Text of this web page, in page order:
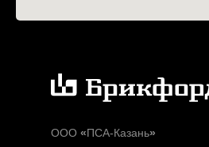
ООО «ПСА-Казань»